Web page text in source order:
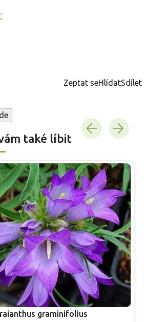
Zeptat seHlídatSdílet
také líbit
graminifolius